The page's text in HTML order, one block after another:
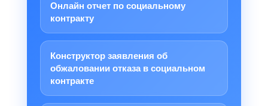
Онлайн отчет по социальному
контракту
Конструктор заявления об
обжаловании отказа в социальном
контракте